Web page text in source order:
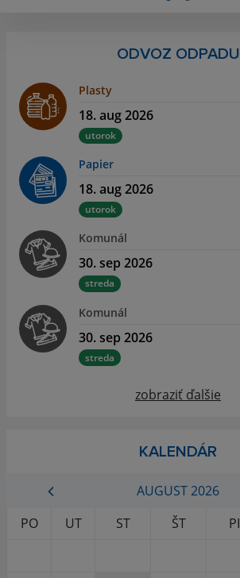
ODVOZ ODPADU
Plasty
18. aug 2026
utorok
Papier
18. aug 2026
utorok
Komunál
30. sep 2026
streda
Komunál
30. sep 2026
streda
zobraziť ďalšie
KALENDÁR
AUGUST 2026
PO
UT ST ŠT PI